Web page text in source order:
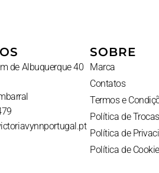
de Albuquerque 40
SOBRE
Marca
Contatos
Termos e
Política de
Política de
Política de